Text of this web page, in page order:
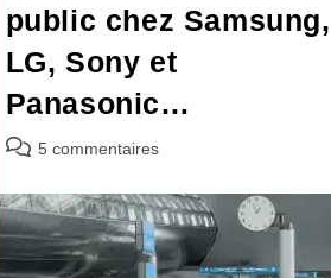
public chez Samsung,
LG, Sony et
Panasonic…
Commentaires
la
publication :
5 commentaires